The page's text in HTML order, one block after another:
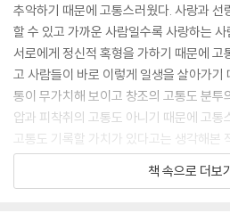
추악하기 때문에 고통스러웠다. 사랑과 선
할 수 있고 가까운 사람일수록 사랑하는
서로에게 정신적 혹형을 가하기 때문에 고
고 사람들이 바로 이렇게 일생을 살아가기
통이 무가치해 보이고 창조의 고통도 분투
압과 피착취의 고통도 아니기 때문에 고통
고통도 기록할 가치가 있다고는 생각해본
이 무가치한 고통을 돌이켜보자니 내 마음
어떤 사람은 니우청(倪吾誠)에 대한 나의
책 속으로 더보